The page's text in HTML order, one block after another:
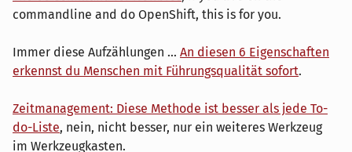
commandline and do OpenShift, this is for you.
Immer diese Aufzählungen ... An diesen 6 Eigenschaften
erkennst du Menschen mit Führungsqualität sofort.
Zeitmanagement: Diese Methode ist besser als jede To-
do-Liste, nein, nicht besser, nur ein weiteres Werkzeug
im Werkzeugkasten.